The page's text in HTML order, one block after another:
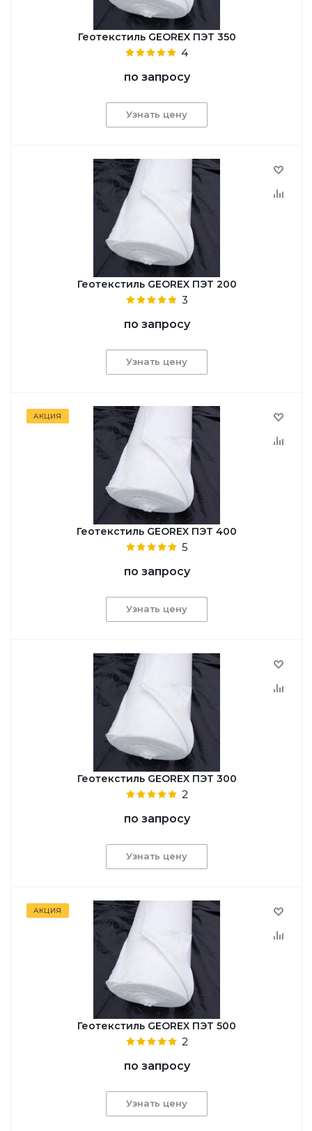
Геотекстиль GEОREX ПЭТ 350
4
по запросу
Узнать цену
Геотекстиль GEОREX ПЭТ 200
3
по запросу
Узнать цену
АКЦИЯ
Геотекстиль GEOREX ПЭТ 400
5
по запросу
Узнать цену
Геотекстиль GEОREX ПЭТ 300
2
по запросу
Узнать цену
АКЦИЯ
Геотекстиль GEOREX ПЭТ 500
2
по запросу
Узнать цену